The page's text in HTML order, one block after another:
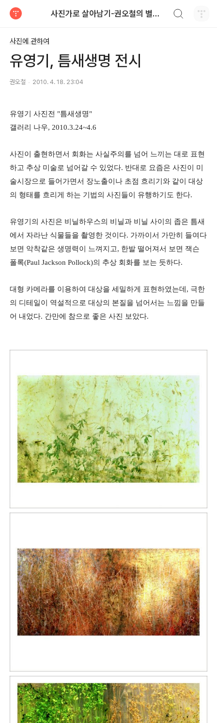
사진가로 살아남기-권오철의 별과 사진
사진에 관하여
유영기, 틈새생명 전시
권오철 2010. 4. 18. 23:04
유영기 사진전 "틈새생명"
갤러리 나우, 2010.3.24~4.6
사진이 출현하면서 회화는 사실주의를 넘어 느끼는 대로 표현
하고 추상 미술로 넘어갈 수 있었다. 반대로 요즘은 사진이 미
술시장으로 들어가면서 장노출이나 초점 흐리기와 같이 대상
의 형태를 흐리게 하는 기법의 사진들이 유행하기도 한다.
유영기의 사진은 비닐하우스의 비닐과 비닐 사이의 좁은 틈새
에서 자라난 식물들을 촬영한 것이다. 가까이서 가만히 들여다
보면 악착같은 생명력이 느껴지고, 한발 떨어져서 보면 잭슨
폴록(Paul Jackson Pollock)의 추상 회화를 보는 듯하다.
대형 카메라를 이용하여 대상을 세밀하게 표현하였는데, 극한
의 디테일이 역설적으로 대상의 본질을 넘어서는 느낌을 만들
어 내었다. 간만에 참으로 좋은 사진 보았다.